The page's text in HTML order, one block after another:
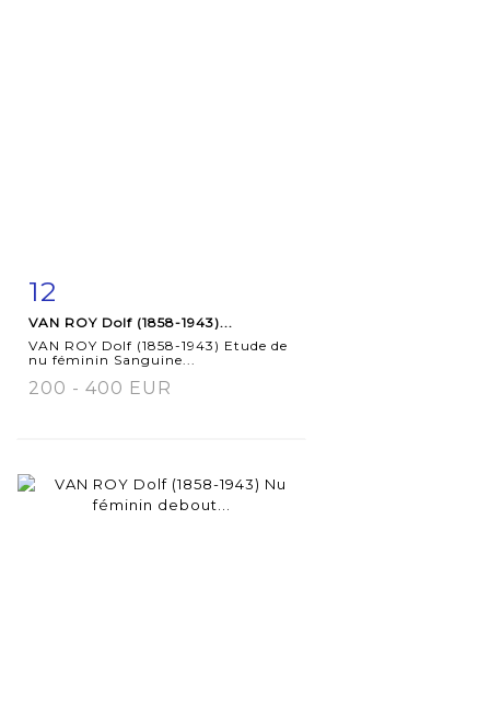
Item detail
12
VAN ROY Dolf (1858-1943)...
VAN ROY Dolf (1858-1943) Etude de
nu féminin Sanguine...
200 - 400 EUR